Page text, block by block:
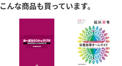
んな商品も買っています。